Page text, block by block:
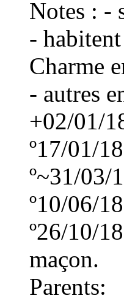
Notes : -
-
Charme
- autres
+02/01/
º17/01/
º~31/03/
º10/06/
º26/10/
maçon.
Parents: